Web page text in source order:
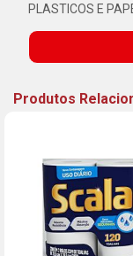
PLASTICOS E
Produtos